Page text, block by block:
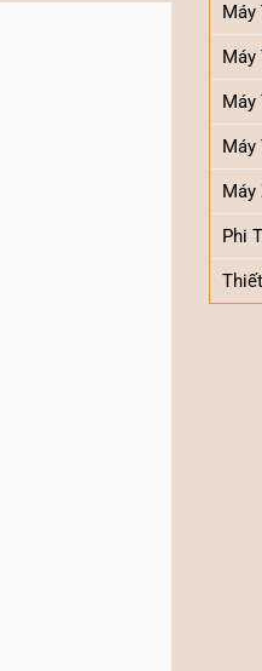
Máy
Máy
Máy
Máy
Máy
Phi